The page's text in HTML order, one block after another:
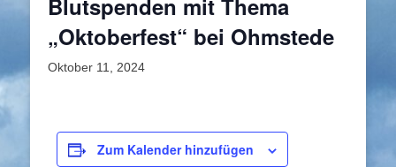
Blutspenden mit Thema
„Oktoberfest“ bei Ohmstede
Oktober 11, 2024
Zum Kalender hinzufügen